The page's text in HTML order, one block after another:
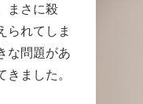
まさに殺
られてしま
な問題があ
きました。